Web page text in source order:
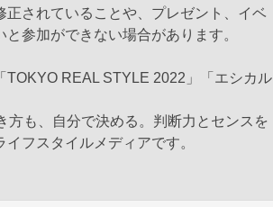
されていることや、プレゼント、イベ
参加ができない場合があります。
REAL STYLE 2022」「エシカル
方も、自分で決める。判断力とセンスを
フスタイルメディアです。